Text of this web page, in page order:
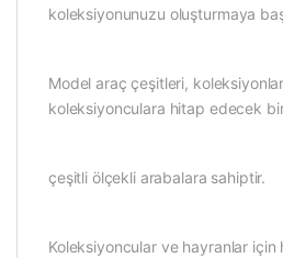
koleksiyonunuzu oluşturmaya
Model araç çeşitleri,
koleksiyonculara hitap edecek
çeşitli ölçekli arabalara sahiptir.
Koleksiyoncular ve hayranlar